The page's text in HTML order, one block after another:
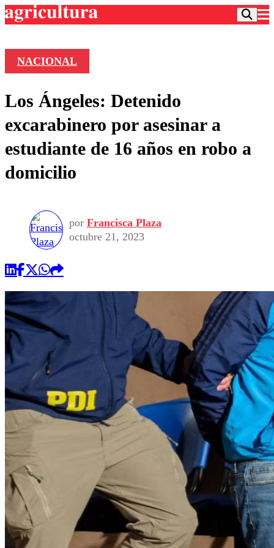
Frecuencias
Agricultura TV
Deportes
Colo Colo
Motor
Torneo Internacional
Torneo Nacional
Entretención
Internacional
Nacional
Vida Social
Programas
Comercial
NACIONAL
Los Ángeles: Detenido
excarabinero por asesinar a
estudiante de 16 años en robo a
domicilio
por Francisca Plaza
octubre 21, 2023